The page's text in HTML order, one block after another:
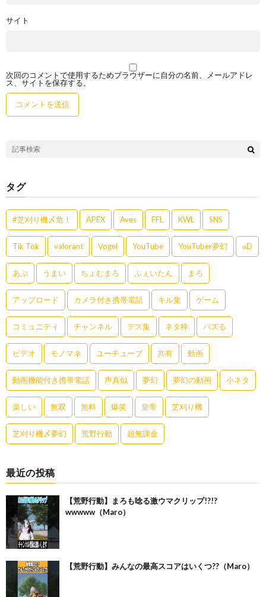
サイト
次回のコメントで使用するためブラウザーに自分の名前、メールアドレ
ス、サイトを保存する。
タグ
#芝刈り機〆危！ APEX Aves FFL KWL SNS
Tik Tok valorant Vogel YouTube YouTuber夢幻 αD
あぶ うまい ちょむまろ ふぇいたん まろ
アップロード カメラ付き携帯電話 キル集 ゲーム
コミュニティ チャンネル デス集 ネタ枠 バズる
ビデオ モノマネ ユーチューブ 共有 動画
動画機能付き携帯電話 声真似 夢幻 夢幻の動画 小ネタ
楽しい 無双 無料 爆笑 皇帝 芝刈り機
芝刈り機〆夢幻 荒野行動 超無課金
最近の投稿
【荒野行動】まろも唸る激ウマクリップ!?!?
wwwww（Maro）
【荒野行動】みんなの最高スコアはいくつ??（Maro）